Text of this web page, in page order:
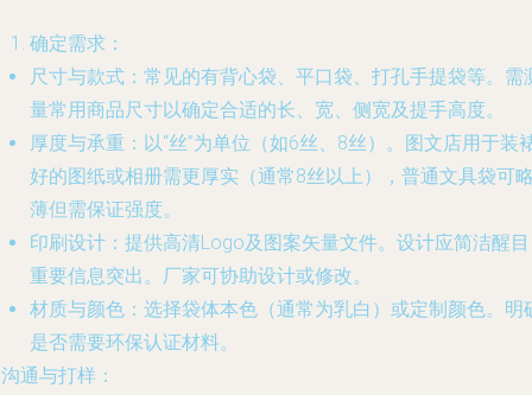
确定需求 ：
尺寸与款式 ：常见的有背心袋、平口袋、打孔手提袋等。需
量常用商品尺寸以确定合适的长、宽、侧宽及提手高度。
厚度与承重 ：以“丝”为单位（如6丝、8丝）。图文店用于装
好的图纸或相册需更厚实（通常8丝以上），普通文具袋可
薄但需保证强度。
印刷设计 ：提供高清Logo及图案矢量文件。设计应简洁醒
重要信息突出。厂家可协助设计或修改。
材质与颜色 ：选择袋体本色（通常为乳白）或定制颜色。明
是否需要环保认证材料。
沟通与打样 ：